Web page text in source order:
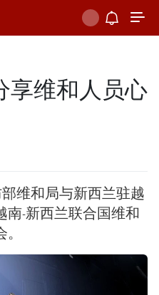
享维和人员心
维和局与新西兰驻越
南-新西兰联合国维和